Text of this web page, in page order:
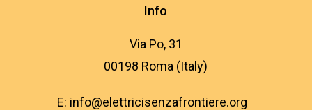
Info
Via Po, 31
00198 Roma (Italy)
E: info@elettricisenzafrontiere.org